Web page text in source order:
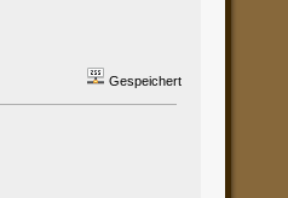
Gespeichert